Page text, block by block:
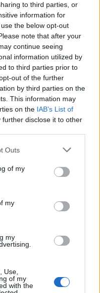
to third parties, or
information for
the below opt-out
note that after your
continue seeing
information utilized by
to third parties prior to
out of the further
by third parties on the
This information may
on the IAB’s List of
further disclose it to other
Outs
of my
my
my
Use,
of my
with the
τα
ενός κιλού
από βρώμη, όλυρα/
0,3 κιλά CO2,
το αγελαδινό (1,5
(ένα κιλό)
τυρί 7,2 κιλά CO2.
ψωμί και τα
μόλις 0,6 κιλά
προϊόντα